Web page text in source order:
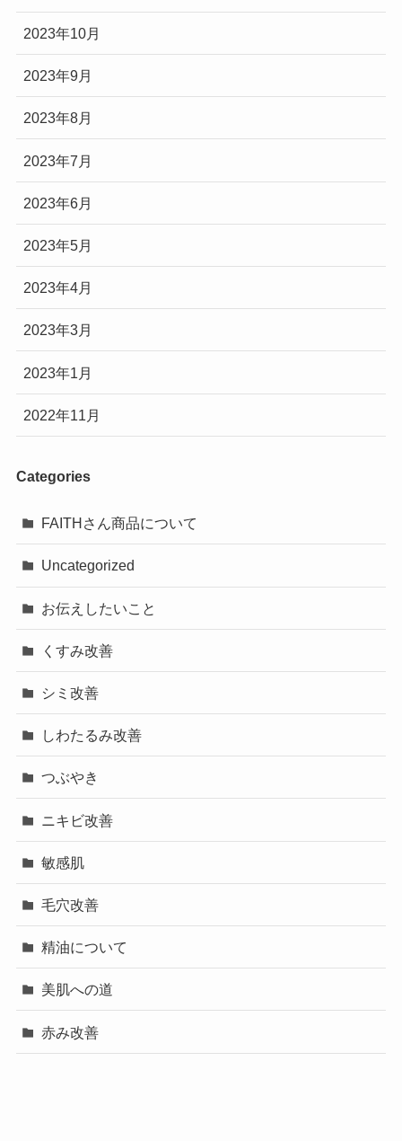
2023年10月
2023年9月
2023年8月
2023年7月
2023年6月
2023年5月
2023年4月
2023年3月
2023年1月
2022年11月
Categories
FAITHさん商品について
Uncategorized
お伝えしたいこと
くすみ改善
シミ改善
しわたるみ改善
つぶやき
ニキビ改善
敏感肌
毛穴改善
精油について
美肌への道
赤み改善